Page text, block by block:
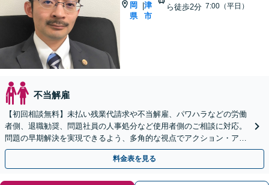
岡
県
|津
市
ら徒歩2分 7:00（平日）
不当解雇
【初回相談無料】未払い残業代請求や不当解雇、パワハラなどの労働
者側、退職勧奨、問題社員の人事処分など使用者側のご相談に対応。
問題の早期解決を実現できるよう、多角的な視点でアクション・アド
バイスをいたします【焼津駅徒歩2分】
料金表を見る